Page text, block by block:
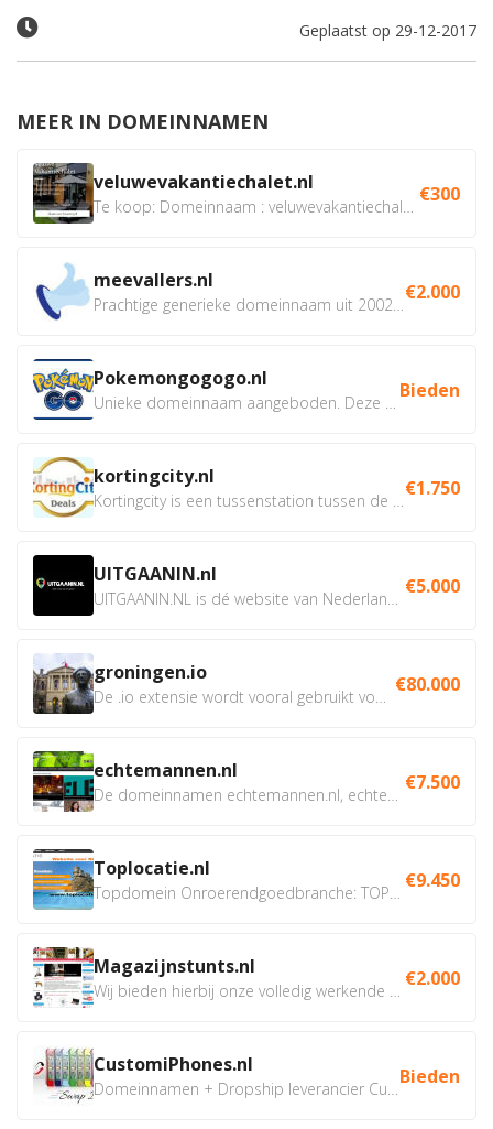
Geplaatst op 29-12-2017
MEER IN DOMEINNAMEN
veluwevakantiechalet.nl €300
meevallers.nl €2.000
Pokemongogogo.nl Bieden
kortingcity.nl €1.750
UITGAANIN.nl €5.000
groningen.io €80.000
echtemannen.nl €7.500
Toplocatie.nl €9.450
Magazijnstunts.nl €2.000
CustomiPhones.nl Bieden